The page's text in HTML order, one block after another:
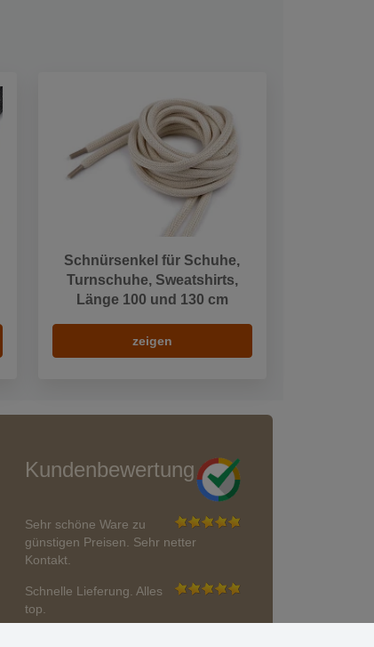
Schnürsenkel für Schuhe,
Turnschuhe, Sweatshirts,
Länge 100 und 130 cm
zeigen
Kundenbewertung
Sehr schöne Ware zu
günstigen Preisen. Sehr netter
Kontakt.
Schnelle Lieferung. Alles
top.